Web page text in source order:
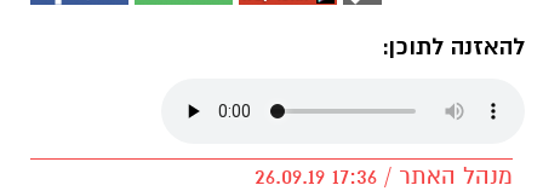
להאזנה לתוכן:
מנהל האתר / 17:36 26.09.19